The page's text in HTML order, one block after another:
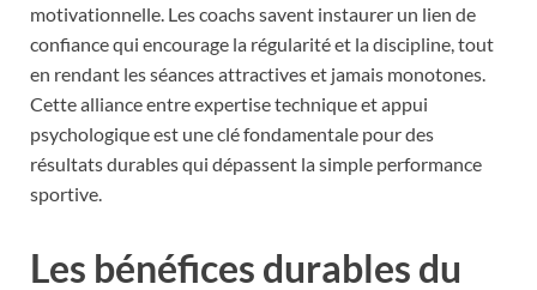
motivationnelle. Les coachs savent instaurer un lien de
confiance qui encourage la régularité et la discipline, tout
en rendant les séances attractives et jamais monotones.
Cette alliance entre expertise technique et appui
psychologique est une clé fondamentale pour des
résultats durables qui dépassent la simple performance
sportive.
Les bénéfices durables du